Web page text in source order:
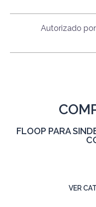
Autorizado
FLOOP PARA
VER